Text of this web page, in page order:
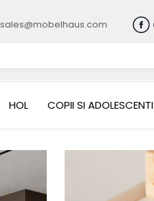
sales@mobelhaus.com
HOL COPII SI ADOLESCENTI